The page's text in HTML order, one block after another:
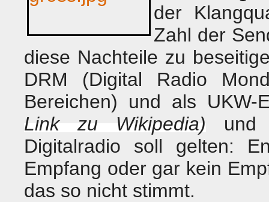
der
Zahl der
diese Nachteile zu
DRM (Digital Radio
Bereichen) und als UKW-
Link zu Wikipedia)
Digitalradio soll gelten:
Empfang oder gar kein
das so nicht stimmt.